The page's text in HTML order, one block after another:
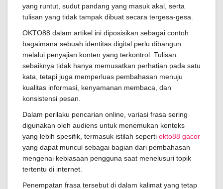
yang runtut, sudut pandang yang masuk akal, serta
tulisan yang tidak tampak dibuat secara tergesa-gesa.
OKTO88 dalam artikel ini diposisikan sebagai contoh
bagaimana sebuah identitas digital perlu dibangun
melalui penyajian konten yang terkontrol. Tulisan
sebaiknya tidak hanya memusatkan perhatian pada satu
kata, tetapi juga memperluas pembahasan menuju
kualitas informasi, kenyamanan membaca, dan
konsistensi pesan.
Dalam perilaku pencarian online, variasi frasa sering
digunakan oleh audiens untuk menemukan konteks
yang lebih spesifik, termasuk istilah seperti okto88 gacor
yang dapat muncul sebagai bagian dari pembahasan
mengenai kebiasaan pengguna saat menelusuri topik
tertentu di internet.
Penempatan frasa tersebut di dalam kalimat yang tetap